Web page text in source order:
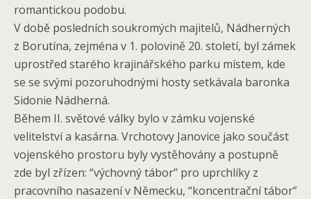
romantickou podobu.
V době posledních soukromých majitelů, Nádherných
z Borutína, zejména v 1. polovině 20. století, byl zámek
uprostřed starého krajinářského parku místem, kde
se se svými pozoruhodnými hosty setkávala baronka
Sidonie Nádherná.
Během II. světové války bylo v zámku vojenské
velitelství a kasárna. Vrchotovy Janovice jako součást
vojenského prostoru byly vystěhovány a postupně
zde byl zřízen: “výchovný tábor” pro uprchlíky z
pracovního nasazení v Německu, “koncentrační tábor”